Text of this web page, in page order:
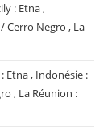
: Etna ,
Cerro Negro , La
Etna , Indonésie :
, La Réunion :